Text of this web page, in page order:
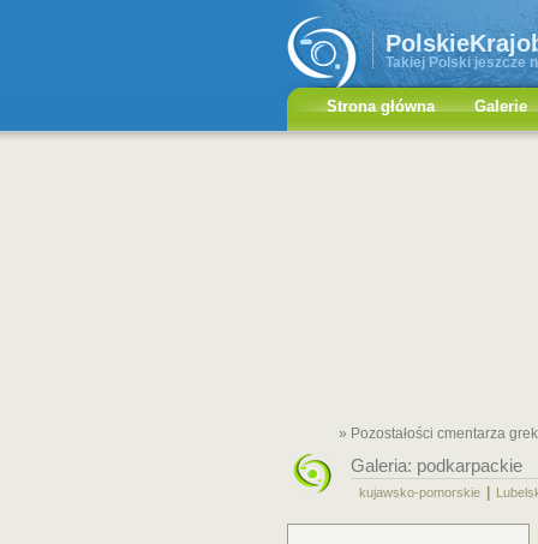
Takiej Polski jeszcze
Strona główna Galerie
» Pozostałości cmentarza
Galeria: podkarpackie
kujawsko-pomorskie